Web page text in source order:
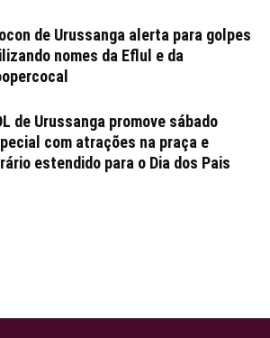
de Urussanga alerta para golpes
nomes da Eflul e da
de Urussanga promove sábado
com atrações na praça e
estendido para o Dia dos Pais